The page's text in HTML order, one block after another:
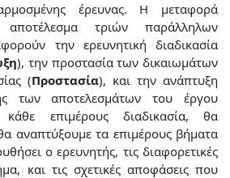
έρευνας. Η μεταφορά
αποτέλεσμα τριών παράλληλων
την ερευνητική διαδικασία
), την προστασία των δικαιωμάτων
(Προστασία), και την ανάπτυξη
των αποτελεσμάτων του έργου
επιμέρους διαδικασία, θα
αναπτύξουμε τα επιμέρους βήματα
ο ερευνητής, τις διαφορετικές
και τις σχετικές αποφάσεις που